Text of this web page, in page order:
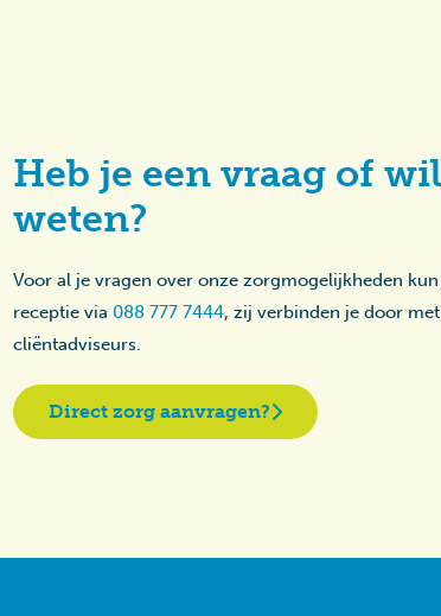
Heb je een vraag of
weten?
Voor al je vragen over onze zorgmogelijkheden
receptie via 088 777 7444, zij verbinden je door
cliëntadviseurs.
Direct zorg aanvragen?